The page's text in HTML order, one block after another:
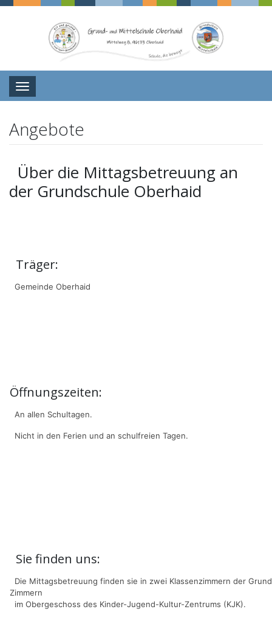
Navigation
Angebote
Über die Mittagsbetreuung an
der Grundschule Oberhaid
Träger:
Gemeinde Oberhaid
Öffnungszeiten:
An allen Schultagen.
Nicht in den Ferien und an schulfreien Tagen.
Sie finden uns:
Die Mittagsbetreuung finden sie in zwei Klassenzimmern der
Zimmern
im Obergeschoss des Kinder-Jugend-Kultur-Zentrums (KJK).